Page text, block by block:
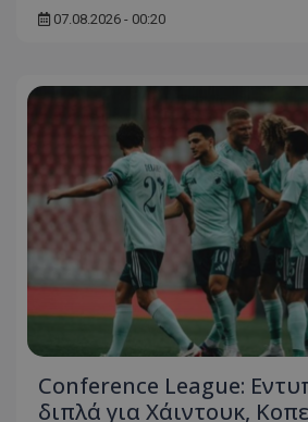
07.08.2026 - 00:20
Conference League:
διπλά για Χάιντουκ,